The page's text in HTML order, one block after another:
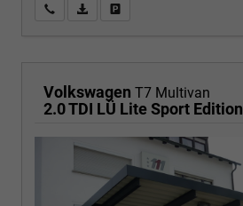
Wir rufen Sie anPDF-Fahrzeugexposé drucken
Volkswagen T7 Multivan
2.0 TDI LÜ Lite Sport Edition